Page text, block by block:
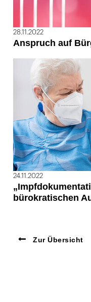
28.11.2022
Anspruch auf
24.11.2022
bürokratischen
Zur Übersicht